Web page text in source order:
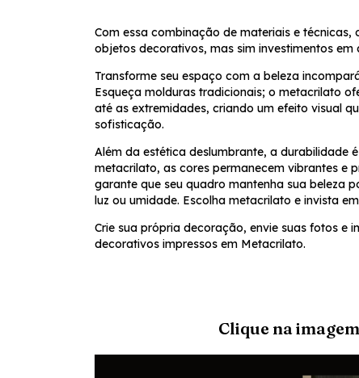
Com essa combinação de materiais e
objetos decorativos, mas sim investimentos
Transforme seu espaço com a beleza
Esqueça molduras tradicionais; o metacrilato
até as extremidades, criando um efeito visual
sofisticação.
Além da estética deslumbrante, a durabilidade
metacrilato, as cores permanecem vibrantes e
garante que seu quadro mantenha sua beleza
luz ou umidade. Escolha metacrilato e invista
Crie sua própria decoração, envie suas fotos e
decorativos impressos em Metacrilato.
Clique na